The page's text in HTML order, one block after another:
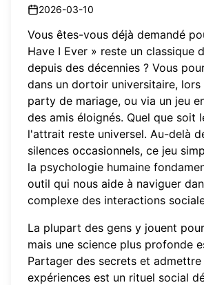
2026-03-10
Vous êtes-vous déjà demandé
Have I Ever » reste un classique
depuis des décennies ? Vous
dans un dortoir universitaire,
party de mariage, ou via un jeu
des amis éloignés. Quel que soit
l'attrait reste universel. Au-delà
silences occasionnels, ce jeu
la psychologie humaine
outil qui nous aide à naviguer
complexe des interactions
La plupart des gens y jouent
mais une science plus profonde
Partager des secrets et admettre
expériences est un rituel social